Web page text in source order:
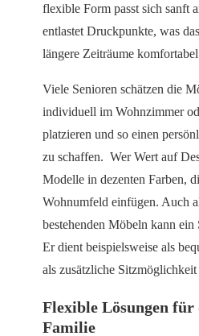
flexible Form passt sich sanft
entlastet Druckpunkte, was
längere Zeiträume
Viele Senioren schätzen die
individuell im Wohnzimmer
platzieren und so einen
zu schaffen. Wer Wert auf
Modelle in dezenten Farben,
Wohnumfeld einfügen. Auch
bestehenden Möbeln kann
Er dient beispielsweise als
als zusätzliche
Flexible Lösungen für
Familie